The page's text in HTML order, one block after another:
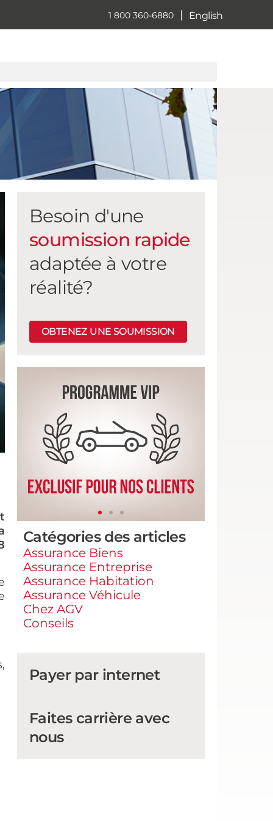
1 800 360-6880 | English
Besoin d'une
soumission rapide
adaptée à votre
réalité?
OBTENEZ UNE SOUMISSION
Catégories des articles
Assurance Biens
Assurance Entreprise
Assurance Habitation
Assurance Véhicule
Chez AGV
Conseils
Payer par internet
Faites carrière avec
nous